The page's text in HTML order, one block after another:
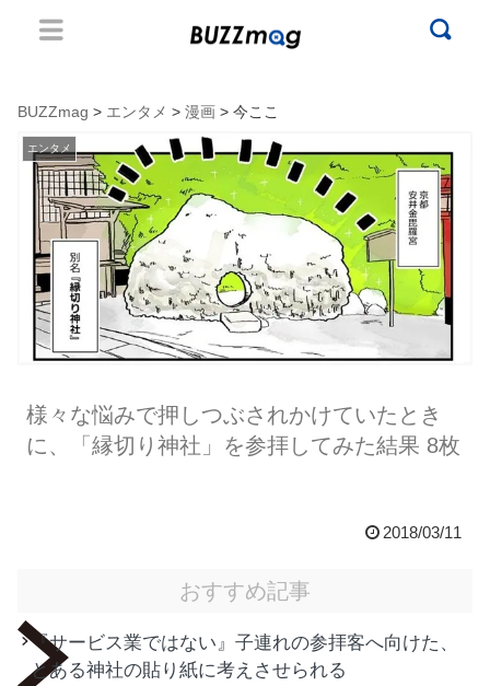
BUZZmag > エンタメ > 漫画 > 今ここ
エンタメ
様々な悩みで押しつぶされかけていたとき
に、「縁切り神社」を参拝してみた結果 8枚
2018/03/11
おすすめ記事
『サービス業ではない』子連れの参拝客へ向けた、
とある神社の貼り紙に考えさせられる